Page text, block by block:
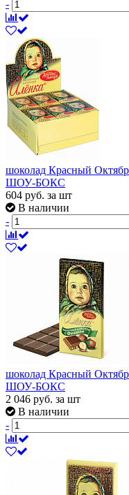
-
шоколад Красный
ШОУ-БОКС
604 руб. за шт
В наличии
-
шоколад Красный
ШОУ-БОКС
2 046 руб. за шт
В наличии
-